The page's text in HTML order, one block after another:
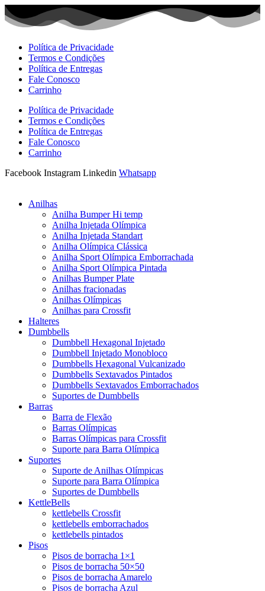
Ir
para
Política de Privacidade
Termos e Condições
Política de Entregas
Fale Conosco
Carrinho
Política de Privacidade
Termos e Condições
Política de Entregas
Fale Conosco
Carrinho
Facebook Instagram Linkedin Whatsapp
Anilhas
Anilha Bumper Hi temp
Anilha Injetada Olímpica
Anilha Injetada Standart
Anilha Olímpica Clássica
Anilha Sport Olímpica Emborrachada
Anilha Sport Olímpica Pintada
Anilhas Bumper Plate
Anilhas fracionadas
Anilhas Olímpicas
Anilhas para Crossfit
Halteres
Dumbbells
Dumbbell Hexagonal Injetado
Dumbbell Injetado Monobloco
Dumbbells Hexagonal Vulcanizado
Dumbbells Sextavados Pintados
Dumbbells Sextavados Emborrachados
Suportes de Dumbbells
Barras
Barra de Flexão
Barras Olímpicas
Barras Olímpicas para Crossfit
Suporte para Barra Olímpica
Suportes
Suporte de Anilhas Olímpicas
Suporte para Barra Olímpica
Suportes de Dumbbells
KettleBells
kettlebells Crossfit
kettlebells emborrachados
kettlebells pintados
Pisos
Pisos de borracha 1×1
Pisos de borracha 50×50
Pisos de borracha Amarelo
Pisos de borracha Azul